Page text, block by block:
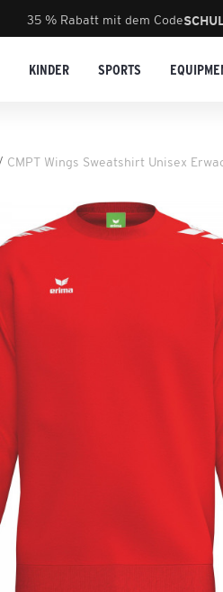
35 % Rabatt mit dem Code
KINDER SPORTS
CMPT Wings Sweatshirt Unisex